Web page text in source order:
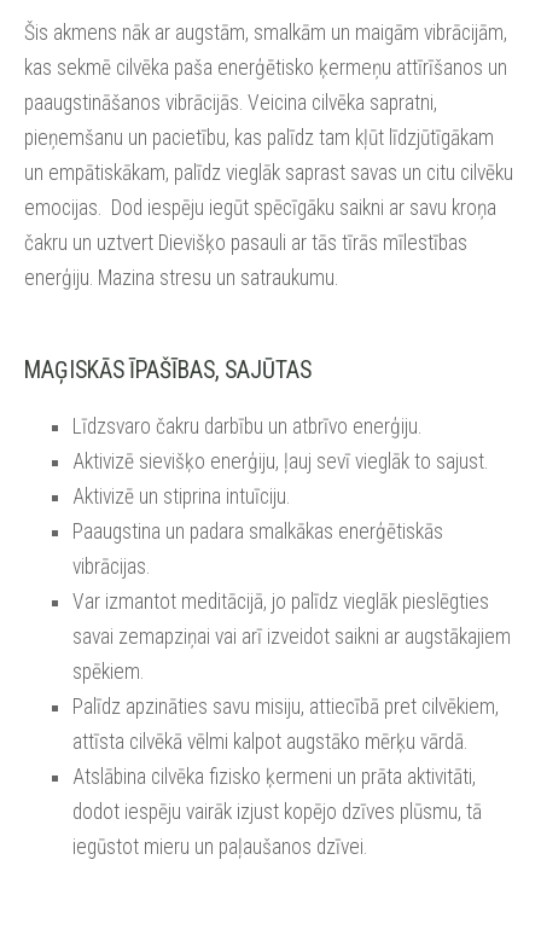
Šis akmens nāk ar augstām, smalkām un maigām vibrācijām,
kas sekmē cilvēka paša enerģētisko ķermeņu attīrīšanos un
paaugstināšanos vibrācijās. Veicina cilvēka sapratni,
pieņemšanu un pacietību, kas palīdz tam kļūt līdzjūtīgākam
un empātiskākam, palīdz vieglāk saprast savas un citu cilvēku
emocijas. Dod iespēju iegūt spēcīgāku saikni ar savu kroņa
čakru un uztvert Dievišķo pasauli ar tās tīrās mīlestības
enerģiju. Mazina stresu un satraukumu.
MAĢISKĀS ĪPAŠĪBAS, SAJŪTAS
Līdzsvaro čakru darbību un atbrīvo enerģiju.
Aktivizē sievišķo enerģiju, ļauj sevī vieglāk to sajust.
Aktivizē un stiprina intuīciju.
Paaugstina un padara smalkākas enerģētiskās
vibrācijas.
Var izmantot meditācijā, jo palīdz vieglāk pieslēgties
savai zemapziņai vai arī izveidot saikni ar augstākajiem
spēkiem.
Palīdz apzināties savu misiju, attiecībā pret cilvēkiem,
attīsta cilvēkā vēlmi kalpot augstāko mērķu vārdā.
Atslābina cilvēka fizisko ķermeni un prāta aktivitāti,
dodot iespēju vairāk izjust kopējo dzīves plūsmu, tā
iegūstot mieru un paļaušanos dzīvei.